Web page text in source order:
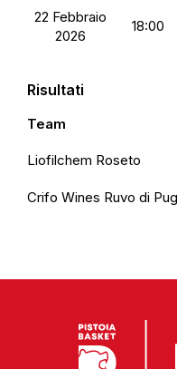
22 Febbraio
2026
18:00
Risultati
Team
Liofilchem Roseto
Crifo Wines Ruvo di